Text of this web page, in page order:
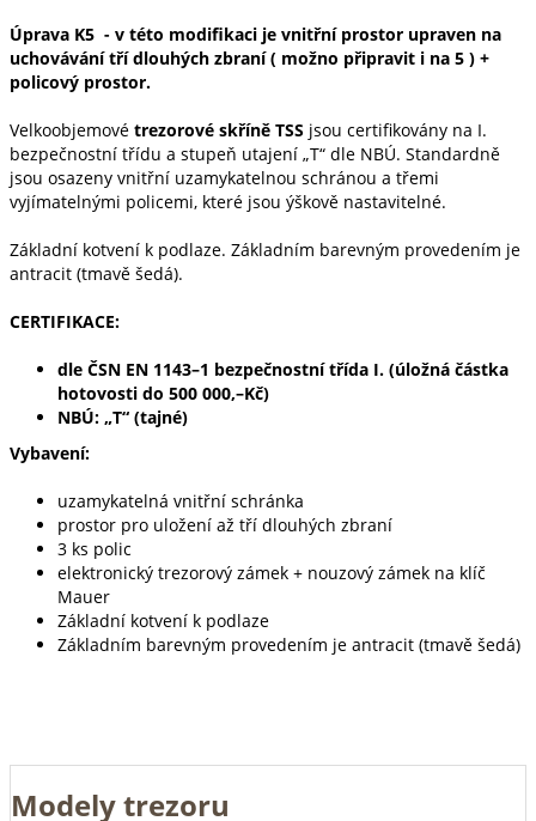
Úprava K5 - v této modifikaci je vnitřní prostor upraven na
uchovávání tří dlouhých zbraní ( možno připravit i na 5 ) +
policový prostor.
Velkoobjemové trezorové skříně TSS jsou certifikovány na I.
bezpečnostní třídu a stupeň utajení „T“ dle NBÚ. Standardně
jsou osazeny vnitřní uzamykatelnou schránou a třemi
vyjímatelnými policemi, které jsou ýškově nastavitelné.
Základní kotvení k podlaze. Základním barevným provedením je
antracit (tmavě šedá).
CERTIFIKACE:
dle ČSN EN 1143–1 bezpečnostní třída I. (úložná částka
hotovosti do 500 000,–Kč)
NBÚ: „T“ (tajné)
Vybavení:
uzamykatelná vnitřní schránka
prostor pro uložení až tří dlouhých zbraní
3 ks polic
elektronický trezorový zámek + nouzový zámek na klíč
Mauer
Základní kotvení k podlaze
Základním barevným provedením je antracit (tmavě šedá)
Modely trezoru